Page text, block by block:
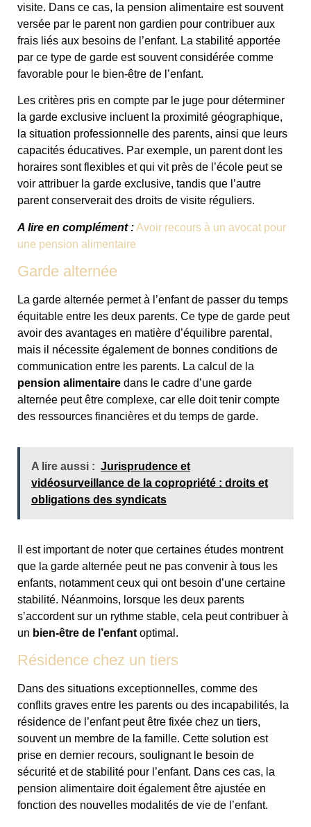
visite. Dans ce cas, la pension alimentaire est souvent
versée par le parent non gardien pour contribuer aux
frais liés aux besoins de l’enfant. La stabilité apportée
par ce type de garde est souvent considérée comme
favorable pour le bien-être de l’enfant.
Les critères pris en compte par le juge pour déterminer
la garde exclusive incluent la proximité géographique,
la situation professionnelle des parents, ainsi que leurs
capacités éducatives. Par exemple, un parent dont les
horaires sont flexibles et qui vit près de l’école peut se
voir attribuer la garde exclusive, tandis que l’autre
parent conserverait des droits de visite réguliers.
A lire en complément :Avoir recours à un avocat pour
une pension alimentaire
Garde alternée
La garde alternée permet à l’enfant de passer du temps
équitable entre les deux parents. Ce type de garde peut
avoir des avantages en matière d’équilibre parental,
mais il nécessite également de bonnes conditions de
communication entre les parents. La calcul de la
pension alimentaire dans le cadre d’une garde
alternée peut être complexe, car elle doit tenir compte
des ressources financières et du temps de garde.
A lire aussi : Jurisprudence et
vidéosurveillance de la copropriété : droits et
obligations des syndicats
Il est important de noter que certaines études montrent
que la garde alternée peut ne pas convenir à tous les
enfants, notamment ceux qui ont besoin d’une certaine
stabilité. Néanmoins, lorsque les deux parents
s’accordent sur un rythme stable, cela peut contribuer à
un bien-être de l’enfant optimal.
Résidence chez un tiers
Dans des situations exceptionnelles, comme des
conflits graves entre les parents ou des incapabilités, la
résidence de l’enfant peut être fixée chez un tiers,
souvent un membre de la famille. Cette solution est
prise en dernier recours, soulignant le besoin de
sécurité et de stabilité pour l’enfant. Dans ces cas, la
pension alimentaire doit également être ajustée en
fonction des nouvelles modalités de vie de l’enfant.